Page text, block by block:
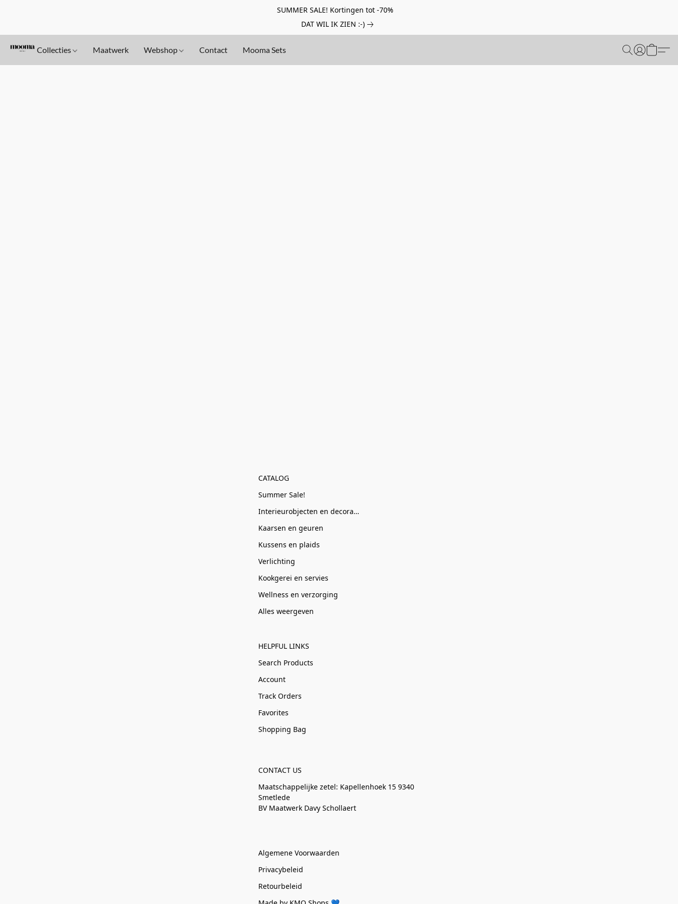
SUMMER SALE! Kortingen tot -70%
DAT WIL IK ZIEN :-)
Collecties Maatwerk Webshop Contact Mooma Sets
CATALOG
Summer Sale!
Interieurobjecten en decoratie
Kaarsen en geuren
Kussens en plaids
Verlichting
Kookgerei en servies
Wellness en verzorging
Alles weergeven
HELPFUL LINKS
Search Products
Account
Track Orders
Favorites
Shopping Bag
CONTACT US
Maatschappelijke zetel: Kapellenhoek 15 9340
Smetlede
BV Maatwerk Davy Schollaert
Algemene Voorwaarden
Privacybeleid
Retourbeleid